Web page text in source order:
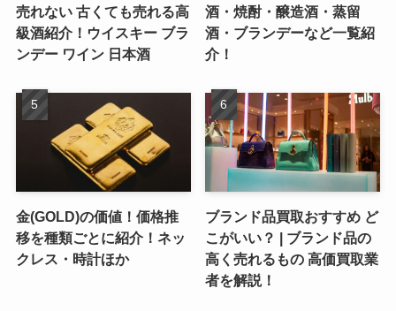
売れない 古くても売れる高
級酒紹介！ウイスキー ブラ
ンデー ワイン 日本酒
酒・焼酎・醸造酒・蒸留
酒・ブランデーなど一覧紹
介！
金(GOLD)の価値！価格推
移を種類ごとに紹介！ネッ
クレス・時計ほか
ブランド品買取おすすめ ど
こがいい？ | ブランド品の
高く売れるもの 高価買取業
者を解説！